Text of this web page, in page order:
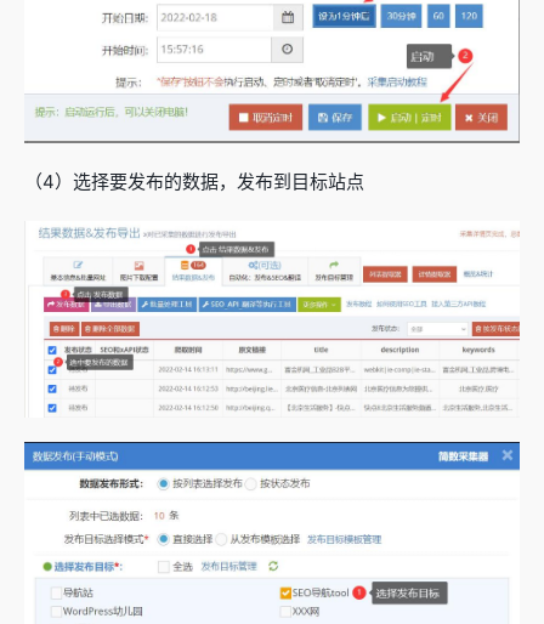
（4）选择要发布的数据，发布到目标站点